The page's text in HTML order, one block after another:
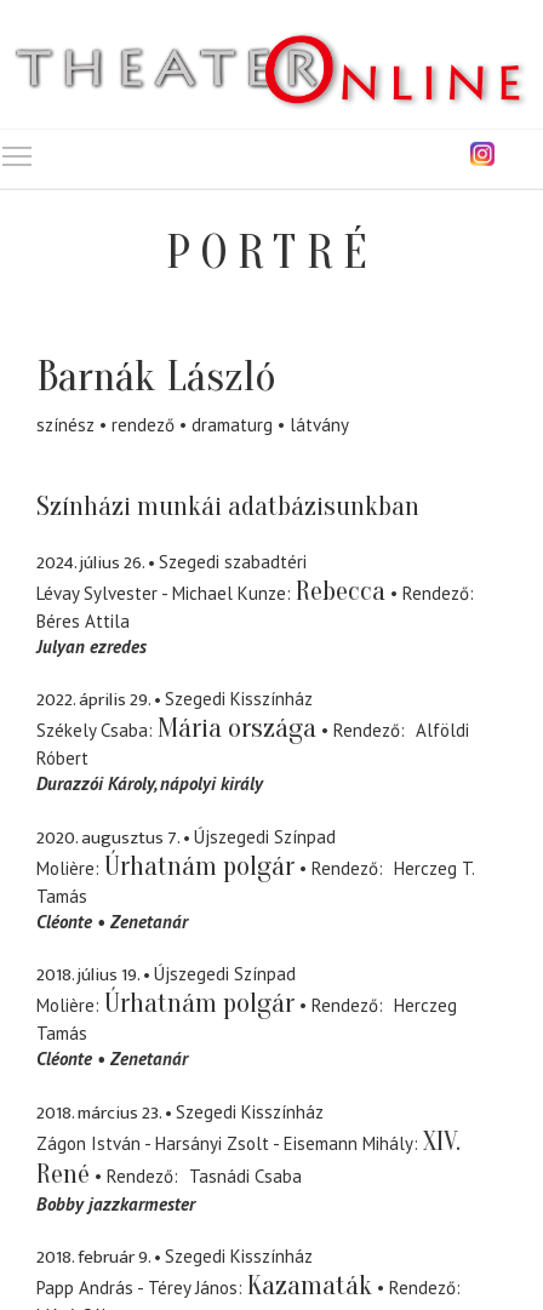
PORTRÉ
Barnák László
színész rendező dramaturg látvány
Színházi munkái adatbázisunkban
2024. július 26.
Szegedi szabadtéri
Lévay Sylvester - Michael Kunze Rebecca
Rendező
Béres Attila
Julyan ezredes
2022. április 29.
Szegedi Kisszínház
Székely Csaba Mária országa Rendező
Alföldi
Róbert
Durazzói Károly nápolyi király
2020. augusztus 7.
Újszegedi Színpad
Molière Úrhatnám polgár Rendező
Herczeg T.
Tamás
Cléonte
Zenetanár
2018. július 19.
Újszegedi Színpad
Molière Úrhatnám polgár Rendező
Herczeg
Tamás
Cléonte
Zenetanár
2018. március 23.
Szegedi Kisszínház
Zágon István - Harsányi Zsolt - Eisemann Mihály XIV.
René
Rendező
Tasnádi Csaba
Bobby jazzkarmester
2018. február 9.
Szegedi Kisszínház
Papp András - Térey János Kazamaták
Rendező